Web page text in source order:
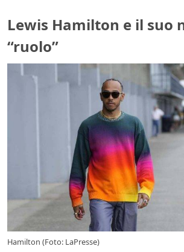
Lewis Hamilton e il suo
“ruolo”
Hamilton (Foto: LaPresse)